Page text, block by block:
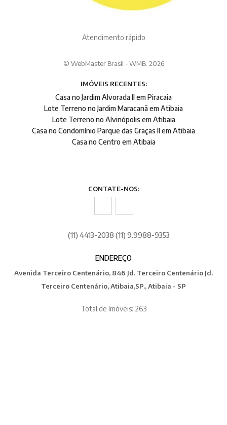
Atendimento rápido
© WebMaster Brasil - WMB. 2026
IMÓVEIS RECENTES:
Casa no Jardim Alvorada II em Piracaia
Lote Terreno no Jardim Maracanã em Atibaia
Lote Terreno no Alvinópolis em Atibaia
Casa no Condomínio Parque das Graças II em Atibaia
Casa no Centro em Atibaia
CONTATE-NOS:
(11) 4413-2038 (11) 9.9988-9353
ENDEREÇO
Avenida Terceiro Centenário, 846 Jd. Terceiro Centenário Jd.
Terceiro Centenário, Atibaia,SP., Atibaia - SP
Total de Imóveis: 263